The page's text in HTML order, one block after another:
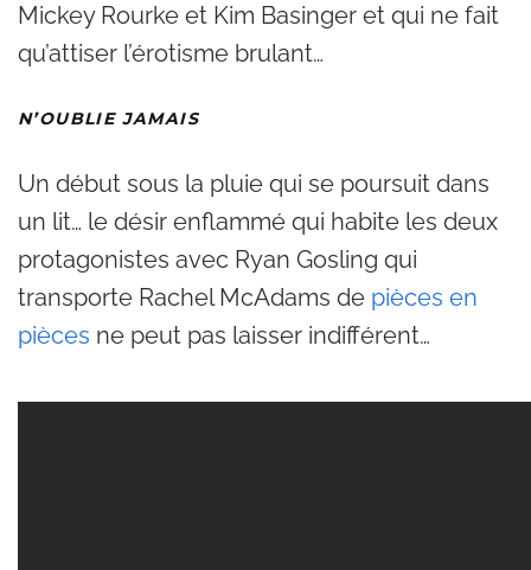
Mickey Rourke et Kim Basinger et qui ne fait
qu’attiser l’érotisme brulant…
N’OUBLIE JAMAIS
Un début sous la pluie qui se poursuit dans
un lit… le désir enflammé qui habite les deux
protagonistes avec Ryan Gosling qui
transporte Rachel McAdams de pièces en
pièces ne peut pas laisser indifférent…